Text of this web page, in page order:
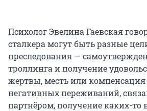
Психолог Эвелина Гаевская
сталкера могут быть разные
преследования —
троллинга и получение
жертвы, месть или компенсация
негативных переживаний,
партнёром, получение каких-то